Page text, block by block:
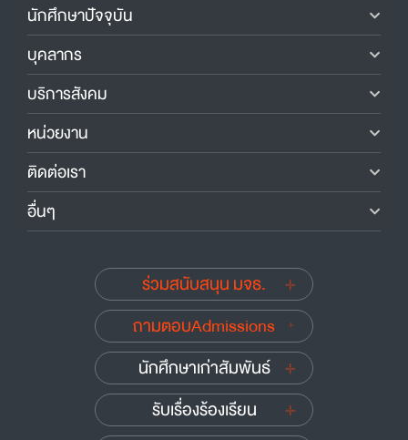
นักศึกษาปัจจุบัน
บุคลากร
บริการสังคม
หน่วยงาน
ติดต่อเรา
อื่นๆ
ร่วมสนับสนุน มจธ.
ถามตอบAdmissions
นักศึกษาเก่าสัมพันธ์
รับเรื่องร้องเรียน